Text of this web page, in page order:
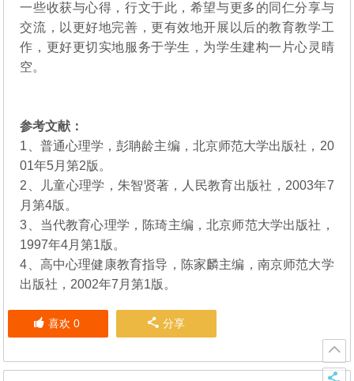
一些收获与心得，行文于此，希望与更多的同仁分享与
交流，以更好地完善，更有效地开展以后的教育教学工
作，更好更切实地服务于学生，为学生建构一片心灵晴
空。
参考文献：
1、普通心理学，彭聃龄主编，北京师范大学出版社，20
01年5月第2版。
2、儿童心理学，朱智贤著，人民教育出版社，2003年7
月第4版。
3、当代教育心理学，陈琦主编，北京师范大学出版社，
1997年4月第1版。
4、高中心理健康教育指导，陈家麟主编，南京师范大学
出版社，2002年7月第1版。
喜欢 0 分享